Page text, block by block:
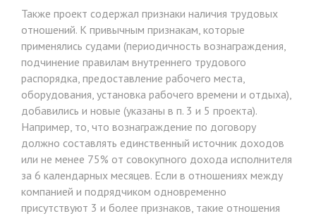
Также проект содержал признаки наличия трудовых
отношений. К привычным признакам, которые
применялись судами (периодичность вознаграждения,
подчинение правилам внутреннего трудового
распорядка, предоставление рабочего места,
оборудования, установка рабочего времени и отдыха),
добавились и новые (указаны в п. 3 и 5 проекта).
Например, то, что вознаграждение по договору
должно составлять единственный источник доходов
или не менее 75% от совокупного дохода исполнителя
за 6 календарных месяцев. Если в отношениях между
компанией и подрядчиком одновременно
присутствуют 3 и более признаков, такие отношения